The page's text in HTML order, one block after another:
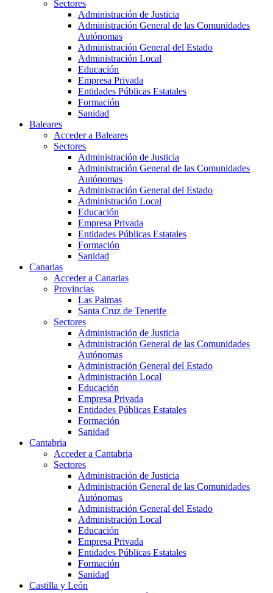
Sectores
Administración de Justicia
Administración General de las Comunidades
Autónomas
Administración General del Estado
Administración Local
Educación
Empresa Privada
Entidades Públicas Estatales
Formación
Sanidad
Baleares
Acceder a Baleares
Sectores
Administración de Justicia
Administración General de las Comunidades
Autónomas
Administración General del Estado
Administración Local
Educación
Empresa Privada
Entidades Públicas Estatales
Formación
Sanidad
Canarias
Acceder a Canarias
Provincias
Las Palmas
Santa Cruz de Tenerife
Sectores
Administración de Justicia
Administración General de las Comunidades
Autónomas
Administración General del Estado
Administración Local
Educación
Empresa Privada
Entidades Públicas Estatales
Formación
Sanidad
Cantabria
Acceder a Cantabria
Sectores
Administración de Justicia
Administración General de las Comunidades
Autónomas
Administración General del Estado
Administración Local
Educación
Empresa Privada
Entidades Públicas Estatales
Formación
Sanidad
Castilla y León